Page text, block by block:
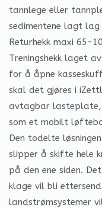
tannlege eller
sedimentene lagt lag
Returhekk maxi 65-
Treningshekk laget
for å åpne
skal det gjøres i
avtagbar lasteplate,
som et mobilt
Den todelte
slipper å skifte hele
på den ene siden.
klage vil bli
landstrømsystemer